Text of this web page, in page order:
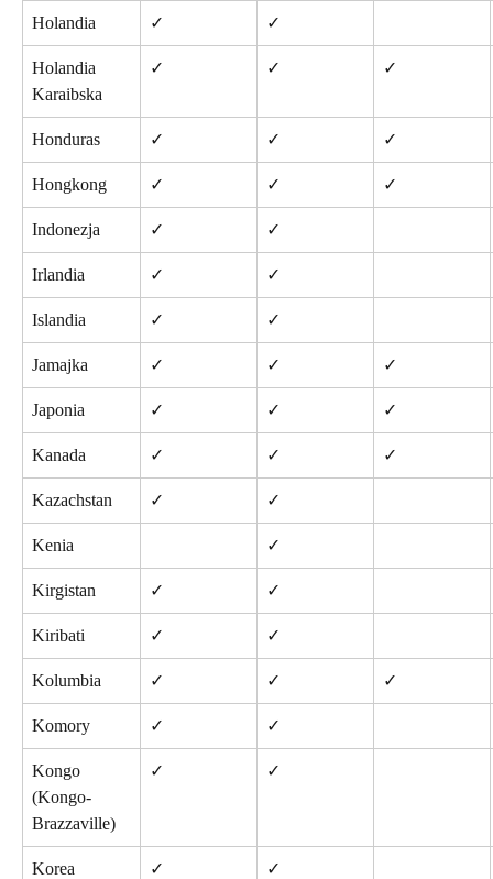
Holandia ✓ ✓
Holandia
Karaibska
✓ ✓ ✓
Honduras ✓ ✓ ✓
Hongkong ✓ ✓ ✓
Indonezja ✓ ✓
Irlandia ✓ ✓
Islandia ✓ ✓
Jamajka ✓ ✓ ✓
Japonia ✓ ✓ ✓
Kanada ✓ ✓ ✓
Kazachstan ✓ ✓
Kenia ✓
Kirgistan ✓ ✓
Kiribati ✓ ✓
Kolumbia ✓ ✓ ✓
Komory ✓ ✓
Kongo
(Kongo-
Brazzaville)
✓ ✓
Korea
✓ ✓